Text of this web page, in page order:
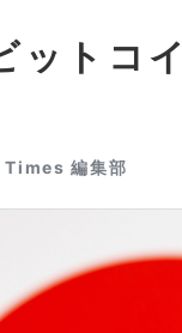
トコ
編集部